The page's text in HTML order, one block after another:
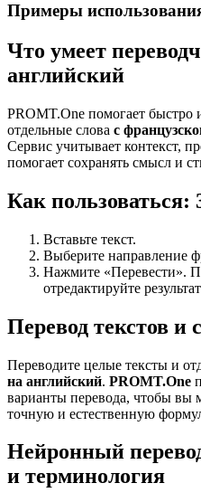
Примеры
Что умеет
английский
PROMT.One помогает быстро
отдельные слова с
Сервис учитывает контекст,
помогает сохранять смысл и
Как пользоваться:
Вставьте текст.
Выберите направление
Нажмите «Перевести».
отредактируйте
Перевод текстов и
Переводите целые тексты и
на английский. PROMT.One
варианты перевода, чтобы вы
точную и естественную
Нейронный
и терминология